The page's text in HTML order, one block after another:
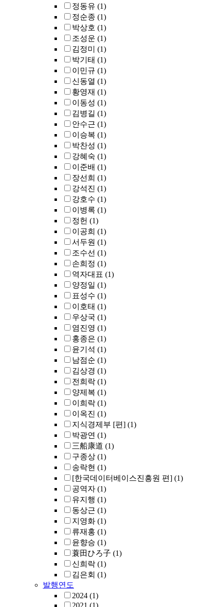
정동유 (1)
정순종 (1)
박상호 (1)
조성운 (1)
김정미
(1)
박기태 (1)
이민규 (1)
신동열 (1)
황영재 (1)
이동성 (1)
김병길 (1)
안수근 (1)
이승복 (1)
박찬성 (1)
강혜숙 (1)
이준배 (1)
장선희 (1)
강석진 (1)
강호수 (1)
이병록 (1)
정헌 (1)
이공희 (1)
서두원 (1)
조수선 (1)
손희정 (1)
역자대표 (1)
양정일 (1)
표성수 (1)
이호태 (1)
우상국 (1)
염진영 (1)
홍종은 (1)
윤기석 (1)
남점순 (1)
김상경 (1)
전희락 (1)
양제복 (1)
이희락 (1)
이옥진 (1)
지식경제부 [편] (1)
박광연 (1)
三船康道 (1)
구종상 (1)
송락현 (1)
[한국데이터베이스진흥원 편] (1)
공역자 (1)
유지행 (1)
동상근 (1)
지영화 (1)
류재홍 (1)
윤향승 (1)
蓑田ひろ子 (1)
신희락 (1)
김은회 (1)
발행연도
2024 (1)
2021 (1)